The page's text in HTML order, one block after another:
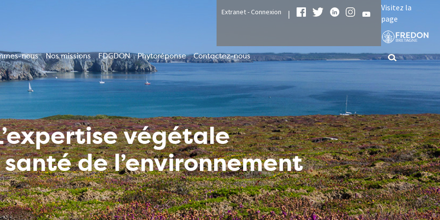
Extranet - Connexion |
Visitez la
page
nous Nos missions FDGDON Phytoréponse Contactez-nous
végétale
de l’environnement